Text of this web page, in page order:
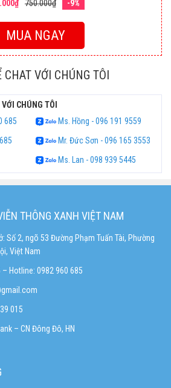
750.000₫ -9%
MUA NGAY
CHAT VỚI CHÚNG TÔI
VỚI CHÚNG TÔI
685
Ms. Hồng - 096 191 9559
Mr. Đức Sơn - 096 165 3553
Ms. Lan - 098 939 5445
THÔNG XANH VIỆT NAM
Số 2, ngõ 53 Đường Phạm Tuấn Tài, Phường
Việt Nam
– Hotline: 0982 960 685
015
– CN Đông Đô, HN